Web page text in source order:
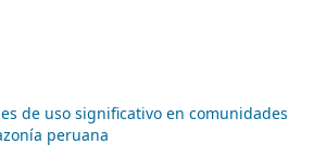
de uso significativo en comunidades
peruana